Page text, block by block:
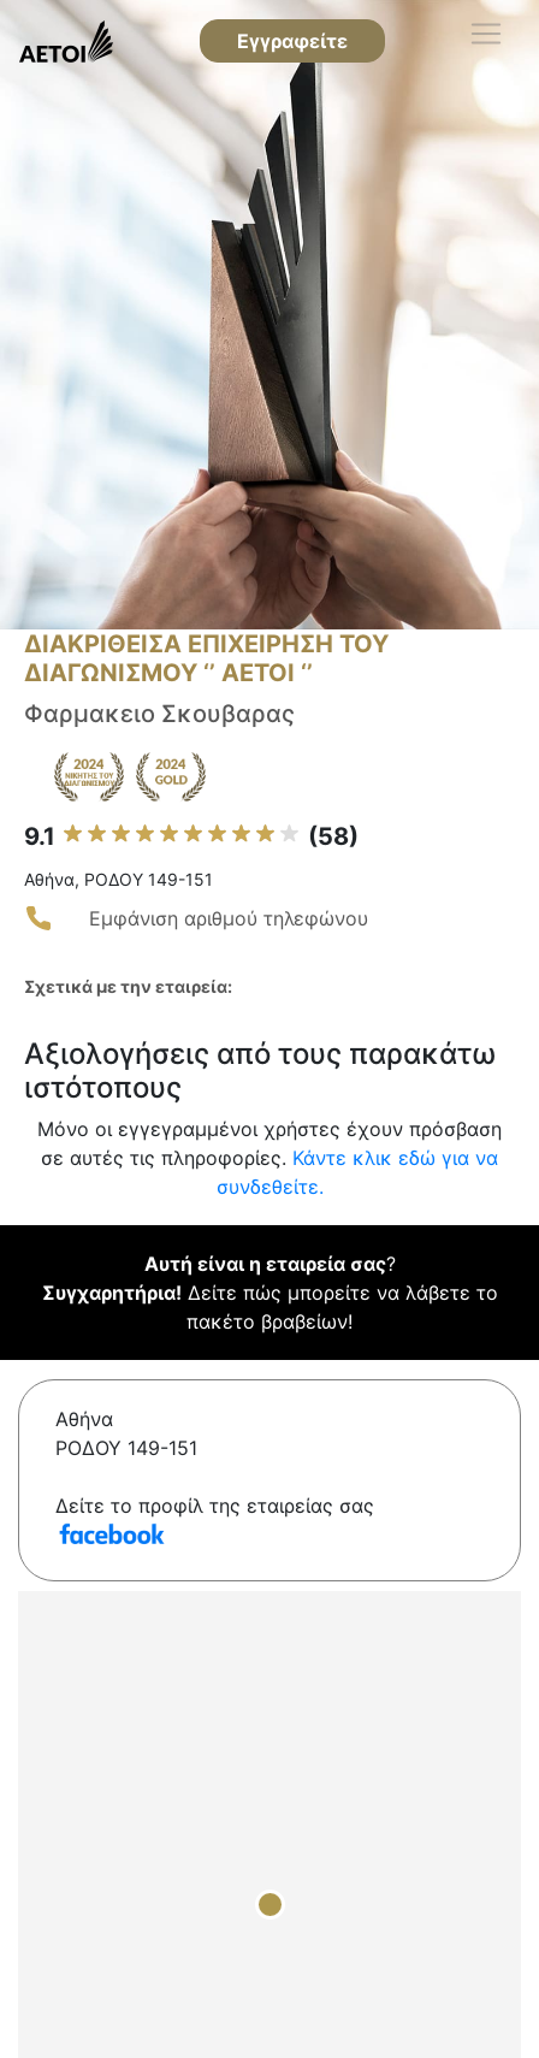
Εγγραφείτε
ΔΙΑΚΡΙΘΕΙΣΑ ΕΠΙΧΕΙΡΗΣΗ ΤΟΥ
ΔΙΑΓΩΝΙΣΜΟΥ ‘’ ΑΕΤΟΙ ‘’
Φαρμακειο Σκουβαρας
9.1 (58)
Αθήνα, ΡΟΔΟΥ 149-151
Εμφάνιση αριθμού τηλεφώνου
Σχετικά με την εταιρεία:
Αξιολογήσεις από τους παρακάτω
ιστότοπους
Μόνο οι εγγεγραμμένοι χρήστες έχουν πρόσβαση
σε αυτές τις πληροφορίες. Κάντε κλικ εδώ για να
συνδεθείτε.
Αυτή είναι η εταιρεία σας?
Συγχαρητήρια! Δείτε πώς μπορείτε να λάβετε το
πακέτο βραβείων!
Αθήνα
ΡΟΔΟΥ 149-151
Δείτε το προφίλ της εταιρείας σας